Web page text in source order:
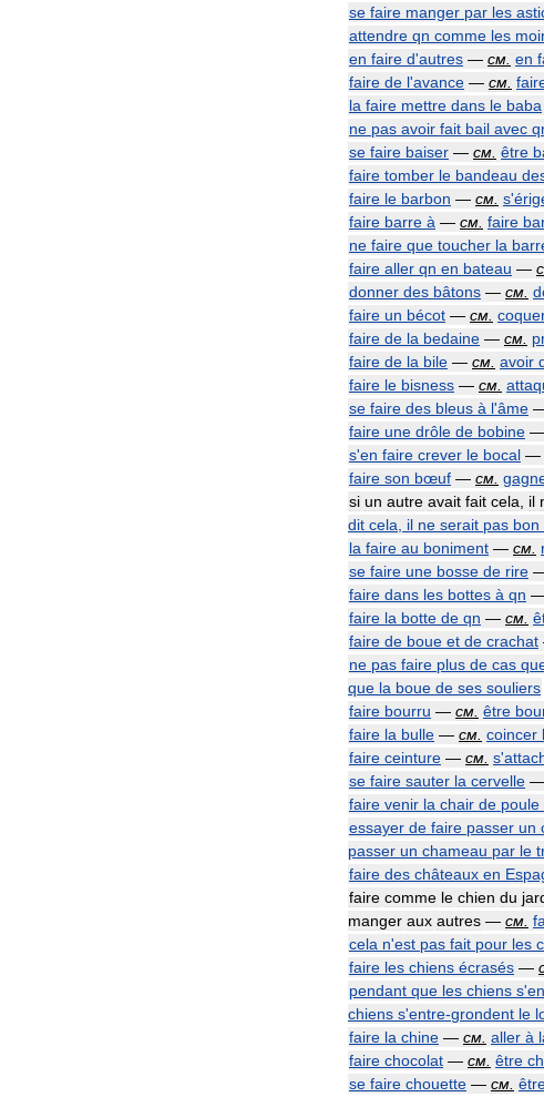
se faire manger par les
attendre qn comme les
en faire d'autres — см en
faire de l'avance — см
la faire mettre dans le baba
ne pas avoir fait bail avec
se faire baiser — см être
faire tomber le bandeau
faire le barbon — см s'
faire barre à — см faire
ne faire que toucher la
faire aller qn en bateau —
donner des bâtons — см
faire un bécot — см
faire de la bedaine — см
faire de la bile — см avoir
faire le bisness — см
se faire des bleus à l'âme
faire une drôle de bobine —
s'en faire crever le bocal —
faire son bœuf — см
si un autre avait fait cela il
dit cela il ne serait pas bon
la faire au boniment — см
se faire une bosse de rire
faire dans les bottes à qn
faire la botte de qn — см
faire de boue et de crachat
ne pas faire plus de cas
que la boue de ses souliers
faire bourru — см être
faire la bulle — см coincer
faire ceinture — см s'
se faire sauter la cervelle —
faire venir la chair de poule
essayer de faire passer un
passer un chameau par le
faire des châteaux en
faire comme le chien du
manger aux autres — см
cela n'est pas fait pour les
faire les chiens écrasés —
pendant que les chiens s'
chiens s'entre-grondent le
faire la chine — см aller à
faire chocolat — см être
se faire chouette — см